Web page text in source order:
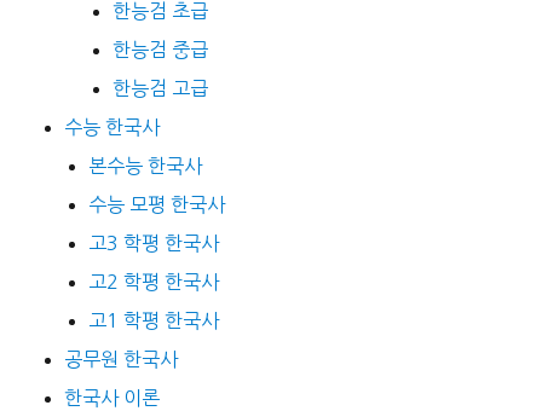
한능검 초급
한능검 중급
한능검 고급
수능 한국사
본수능 한국사
수능 모평 한국사
고3 학평 한국사
고2 학평 한국사
고1 학평 한국사
공무원 한국사
한국사 이론